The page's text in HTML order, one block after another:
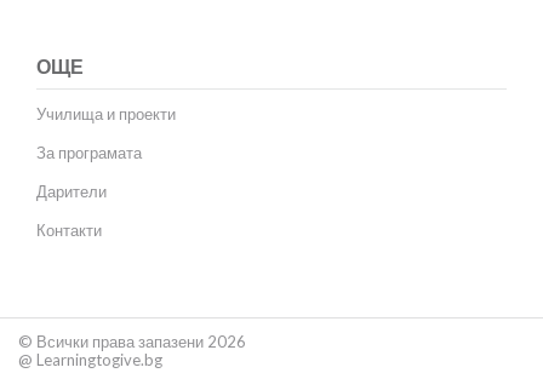
ОЩЕ
Училища и проекти
За програмата
Дарители
Контакти
© Всички права запазени 2026
@ Learningtogive.bg